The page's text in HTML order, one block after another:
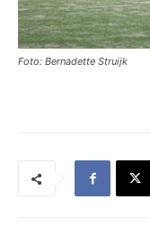
Foto: Bernadette Struijk